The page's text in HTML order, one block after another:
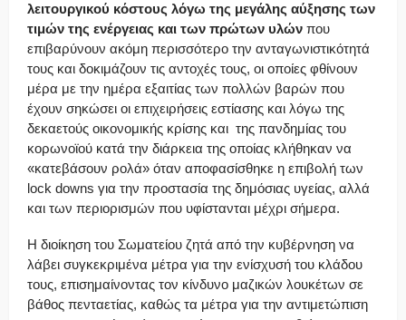
λειτουργικού κόστους λόγω της μεγάλης αύξησης των
τιμών της ενέργειας και των πρώτων υλών που
επιβαρύνουν ακόμη περισσότερο την ανταγωνιστικότητά
τους και δοκιμάζουν τις αντοχές τους, οι οποίες φθίνουν
μέρα με την ημέρα εξαιτίας των πολλών βαρών που
έχουν σηκώσει οι επιχειρήσεις εστίασης και λόγω της
δεκαετούς οικονομικής κρίσης και της πανδημίας του
κορωνοϊού κατά την διάρκεια της οποίας κλήθηκαν να
«κατεβάσουν ρολά» όταν αποφασίσθηκε η επιβολή των
lock downs για την προστασία της δημόσιας υγείας, αλλά
και των περιορισμών που υφίστανται μέχρι σήμερα.
Η διοίκηση του Σωματείου ζητά από την κυβέρνηση να
λάβει συγκεκριμένα μέτρα για την ενίσχυσή του κλάδου
τους, επισημαίνοντας τον κίνδυνο μαζικών λουκέτων σε
βάθος πενταετίας, καθώς τα μέτρα για την αντιμετώπιση